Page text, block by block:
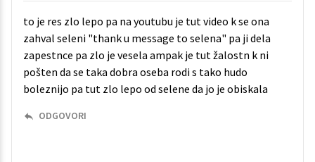
to je res zlo lepo pa na youtubu je tut video k se ona
zahval seleni "thank u message to selena" pa ji dela
zapestnce pa zlo je vesela ampak je tut žalostn k ni
pošten da se taka dobra oseba rodi s tako hudo
boleznijo pa tut zlo lepo od selene da jo je obiskala
ODGOVORI